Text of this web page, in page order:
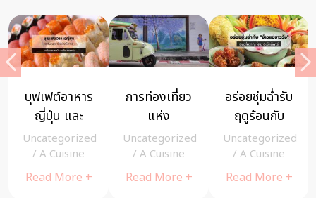
โปรโมชั่น ซัน
เดย์ บรันช์ มื้อ
สายวันอาทิตย์
สุดพิเศษ!!
โรงแรมครา
Uncategorized
/ A Cuisine
Read More +
ร้านอาหาร
“ฮ่องกงฟิชเชอ
ร์แมน”
สืบสาน
เทศกาลกินเจ
NEWS/admin
Read More +
แวะชิมอาหาร
อร่อย
บรรยากาศดี
ที่จ.สมุทรสาคร
แล้วจะรู้ว่าที่นี่
Uncategorized
/ A Cuisine
Read More +